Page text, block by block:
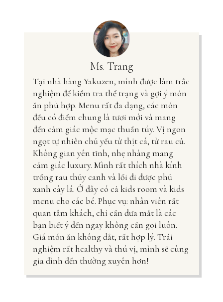
Ms. Trang
Tại nhà hàng Yakuzen, mình được làm trắc
nghiệm để kiểm tra thể trạng và gợi ý món
ăn phù hợp. Menu rất đa dạng, các món
đều có điểm chung là tươi mới và mang
đến cảm giác mộc mạc thuần túy. Vị ngon
ngọt tự nhiên chủ yếu từ thịt cá, từ rau củ.
Không gian yên tĩnh, nhẹ nhàng mang
cảm giác luxury. Mình rất thích nhà kính
trồng rau thủy canh và lối đi được phủ
xanh cây lá. Ở đây có cả kids room và kids
menu cho các bé. Phục vụ: nhân viên rất
quan tâm khách, chỉ cần đưa mắt là các
bạn biết ý đến ngay không cần gọi luôn.
Giá món ăn không đắt, rất hợp lý. Trải
nghiệm rất healthy và thú vị, mình sẽ cùng
gia đình đến thường xuyên hơn!